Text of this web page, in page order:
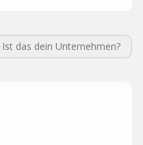
Ist das dein Unternehmen?